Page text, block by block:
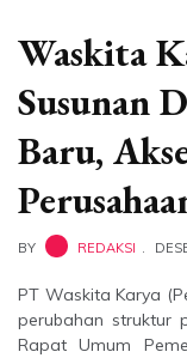
Waskita
Susunan
Baru,
BY REDAKSI
PT Waskita Karya
perubahan struktur
Rapat Umum